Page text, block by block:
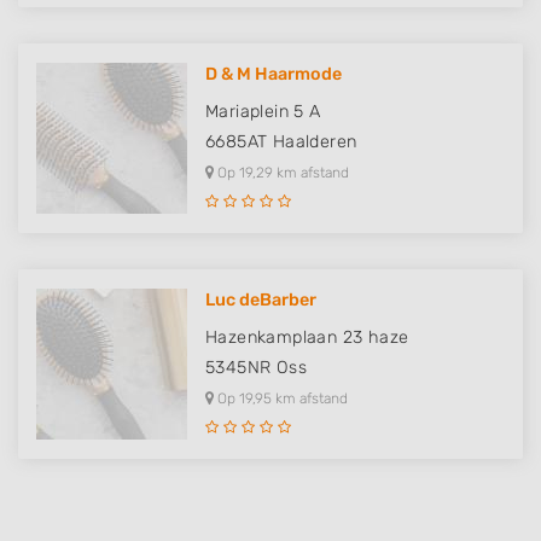
D & M Haarmode
Mariaplein 5 A
6685AT Haalderen
Op 19,29 km afstand
Luc deBarber
Hazenkamplaan 23 haze
5345NR Oss
Op 19,95 km afstand
IAB Special Features:
Use precise geolocation data
Identify devices based on information
actively requested
Non-IAB processing purposes:
Performance
Functional
Advertising